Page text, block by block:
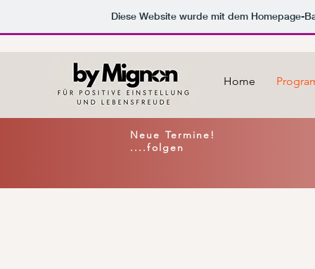
Diese Website wurde mit dem Homepage-
Home
Neue Termine!
....folgen